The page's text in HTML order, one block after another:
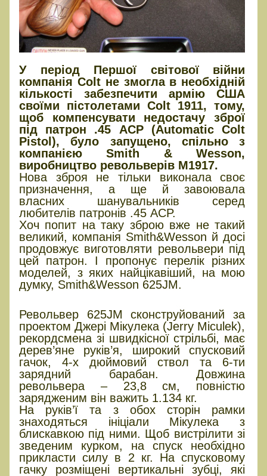
У період Першої світової війни
компанія Colt не змогла в необхідній
кількості забезпечити армію США
своїми пістолетами Colt 1911, тому,
щоб компенсувати недостачу зброї
під патрон .45 ACP (Automatic Colt
Pistol), було запущено, спільно з
компанією Smith & Wesson,
виробництво револьверів M1917.
Нова зброя не тільки виконала своє
призначення, а ще й завоювала
власних шанувальників серед
любителів патронів .45 ACP.
Хоч попит на таку зброю вже не такий
великий, компанія Smith&Wesson й досі
продовжує виготовляти револьвери під
цей патрон. І пропонує перелік різних
моделей, з яких найцікавіший, на мою
думку, Smith&Wesson 625JM.
Револьвер 625JM сконструйований за
проектом Джері Мікулека (Jerry Miculek),
рекордсмена зі швидкісної стрільбі, має
дерев’яне руків’я, широкий спусковий
гачок, 4-х дюймовий ствол та 6-ти
зарядний барабан. Довжина
револьвера – 23,8 см, повністю
зарядженим він важить 1.134 кг.
На руків’ї та з обох сторін рамки
знаходяться ініціали Мікулека з
блискавкою під ними. Щоб вистрілити зі
зведеним курком, на спуск необхідно
прикласти силу в 2 кг. На спусковому
гачку розміщені вертикальні зубці, які